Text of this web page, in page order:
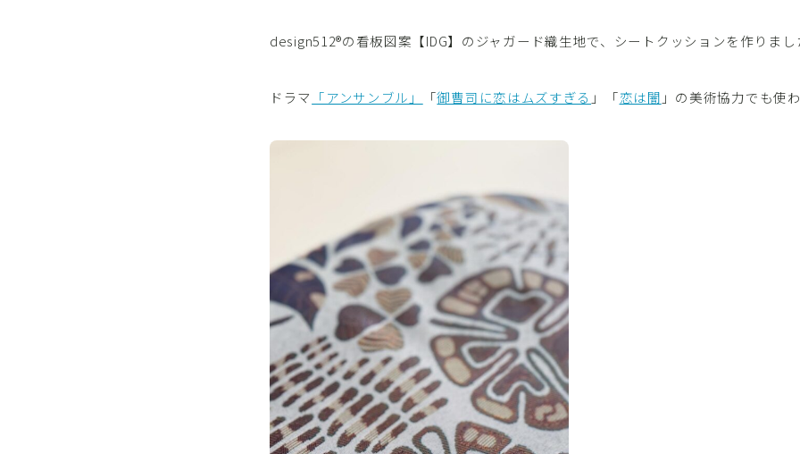
design512®︎の看板図案【IDG】のジャガード織生地で、シートクッションを作りま
ドラマ 「アンサンブル」 「御曹司に恋はムズすぎる 」「恋は闇 」の美術協力でも使